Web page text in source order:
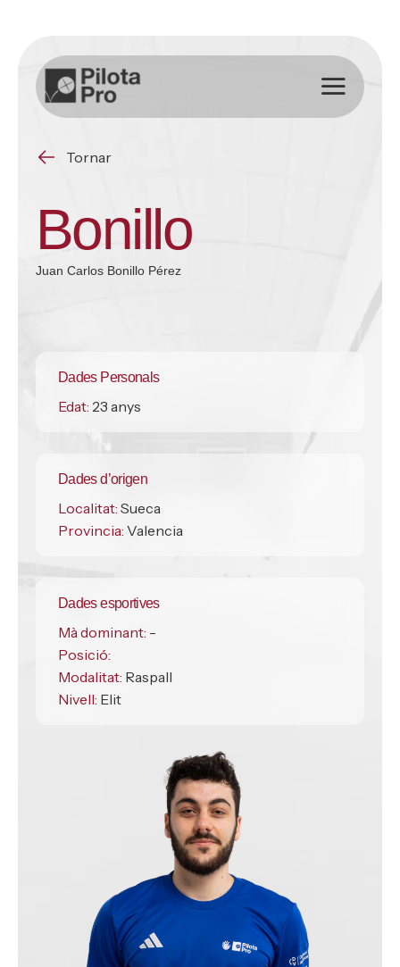
contenido
Tornar
Bonillo
Juan Carlos Bonillo Pérez
Dades Personals
Edat: 23 anys
Dades d’origen
Localitat: Sueca
Provincia: Valencia
Dades esportives
Mà dominant: -
Posició:
Modalitat: Raspall
Nivell: Elit